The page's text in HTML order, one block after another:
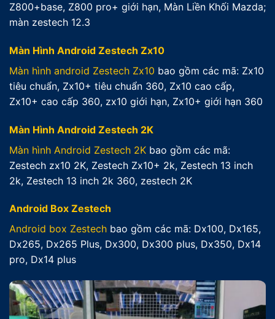
Z800+base, Z800 pro+ giới hạn, Màn Liền Khối Mazda;
màn zestech 12.3
Màn Hình Android Zestech Zx10
Màn hình android Zestech Zx10 bao gồm các mã: Zx10
tiêu chuẩn, Zx10+ tiêu chuẩn 360, Zx10 cao cấp,
Zx10+ cao cấp 360, zx10 giới hạn, Zx10+ giới hạn 360
Màn Hình Android Zestech 2K
Màn hình Android Zestech 2K bao gồm các mã:
Zestech zx10 2K, Zestech Zx10+ 2k, Zestech 13 inch
2k, Zestech 13 inch 2k 360, zestech 2K
Android Box Zestech
Android box Zestech bao gồm các mã: Dx100, Dx165,
Dx265, Dx265 Plus, Dx300, Dx300 plus, Dx350, Dx14
pro, Dx14 plus